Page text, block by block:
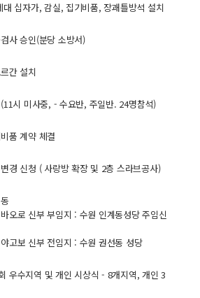
십자가, 감실, 집기비품, 장괘틀방석 설치
사 승인(분당 소방서)
간 설치
시 미사중, - 수요반, 주일반. 24명참석)
품 계약 체결
경 신청 ( 사랑방 확장 및 2층 스라브공사)
오로 신부 부임지 : 수원 인계동성당 주임신
고보 신부 전임지 : 수원 권선동 성당
우수지역 및 개인 시상식 - 8개지역, 개인 3